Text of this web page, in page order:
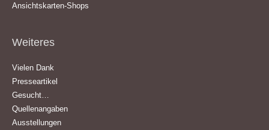
Ansichtskarten-Shops
Weiteres
Vielen Dank
Presseartikel
Gesucht…
Quellenangaben
Ausstellungen